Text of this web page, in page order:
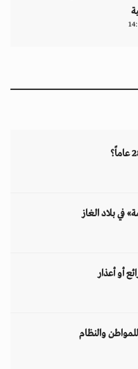
في بلاد الغاز
أو أعذار
والنظام